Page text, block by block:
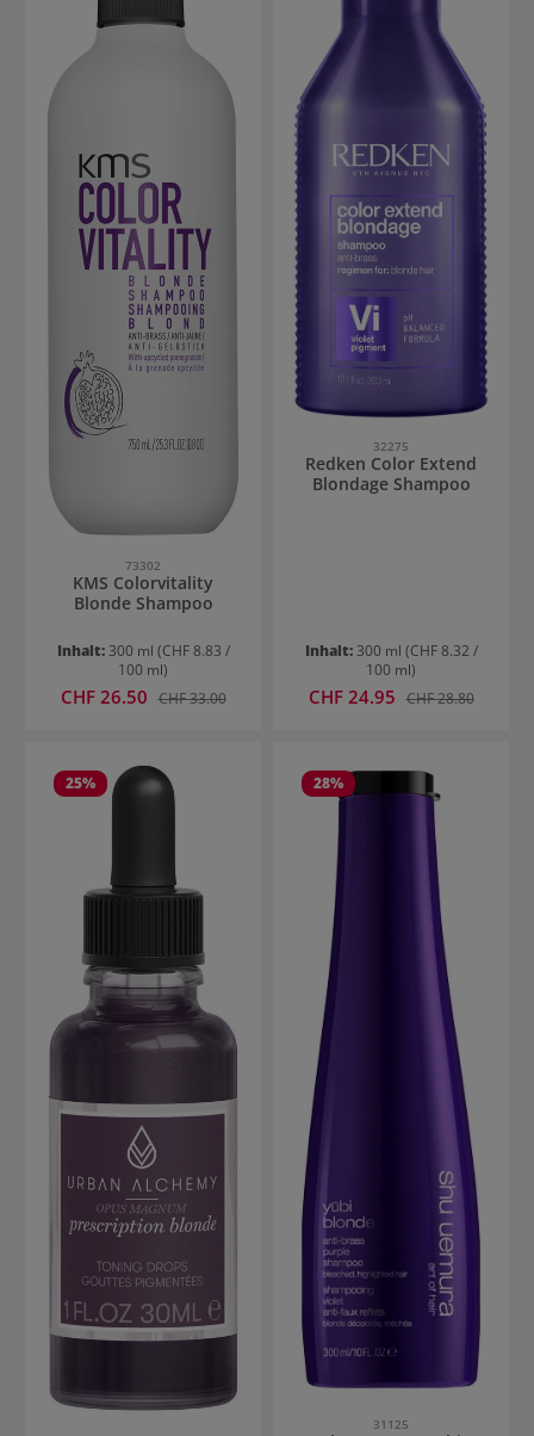
73302
KMS Colorvitality
Blonde Shampoo
Inhalt: 300 ml (CHF 8.83 /
100 ml)
Verkaufspreis:
CHF 26.50 Regulärer Preis:
CHF 33.00
32275
Redken Color Extend
Blondage Shampoo
Inhalt: 300 ml (CHF 8.32 /
100 ml)
Verkaufspreis:
CHF 24.95 Regulärer Preis:
CHF 28.80
25% 28%
31125